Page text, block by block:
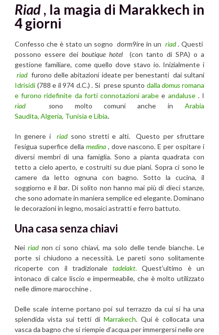
Riad , la magia di Marakkech in
4 giorni
Confesso che è stato un sogno dorm9ire in un riad. Questi
possono essere dei boutique hotel (con tanto di SPA) o a
gestione familiare, come quello dove stavo io. Inizialmente i
riadfurono delle abitazioni ideate per benestanti dai sultani
Idrisidi (788 e il 974 d.C.) . Si prese spunto dalladomusromana
e furono ridefinite da forti connotazioni arabe e andaluse. I
riadsono molto comuni anche inArabia
Saudita, Algeria, Tunisia e Libia.
In genere i riadsono stretti e alti. Questo per sfruttare
l’esigua superfice della medina, dove nascono. E per ospitare i
diversi membri di una famiglia. Sono a pianta quadrata con
tetto a cielo aperto, e costruiti su due piani. Sopra ci sono le
camere da letto ognuna con bagno. Sotto la cucina, il
soggiorno e ilbar. Di solito non hanno mai più di dieci stanze,
che sono adornate in maniera semplice ed elegante. Dominano
le decorazioni in legno, mosaici astratti e ferro battuto.
Una casa senza chiavi
Nei riadnon ci sono chiavi, ma solo delle tende bianche. Le
porte si chiudono a necessità. Le pareti sono solitamente
ricoperte con il tradizionaletadelakt. Quest’ultimo è un
intonaco di calce liscio e impermeabile, che è molto utilizzato
nelle dimore marocchine .
Delle scale interne portano poi sul terrazzo da cui si ha una
splendida vista sui tetti di Marrakech. Qui è collocata una
vasca da bagno che si riempie d’acqua per immergersi nelle ore